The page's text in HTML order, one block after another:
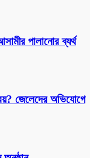
পালানোর ব্যর্থ
জেলেদের অভিযোগে